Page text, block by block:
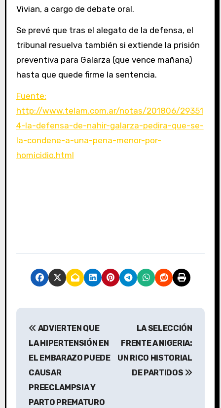
Vivian, a cargo de debate oral.
Se prevé que tras el alegato de la defensa, el
tribunal resuelva también si extiende la prisión
preventiva para Galarza (que vence mañana)
hasta que quede firme la sentencia.
Fuente:
http://www.telam.com.ar/notas/201806/29351
4-la-defensa-de-nahir-galarza-pedira-que-se-
la-condene-a-una-pena-menor-por-
homicidio.html
N
ADVIERTEN QUE
LA HIPERTENSIÓN EN
EL EMBARAZO PUEDE
CAUSAR
PREECLAMPSIA Y
PARTO PREMATURO
LA SELECCIÓN
FRENTE A NIGERIA:
UN RICO HISTORIAL
DE PARTIDOS